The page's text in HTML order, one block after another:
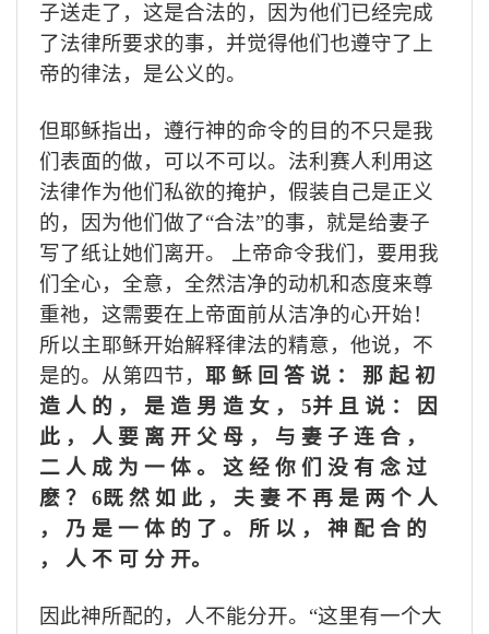
子送走了，这是合法的，因为他们已经完成
了法律所要求的事，并觉得他们也遵守了上
帝的律法，是公义的。
但耶稣指出，遵行神的命令的目的不只是我
们表面的做，可以不可以。法利赛人利用这
法律作为他们私欲的掩护，假装自己是正义
的，因为他们做了“合法”的事，就是给妻子
写了纸让她们离开。
上帝命令我们，要用我
们全心，全意，全然洁净的动机和态度来尊
重祂，这需要在上帝面前从洁净的心开始！
所以主耶稣开始解释律法的精意，他说，不
是的。从第四节， 耶 稣 回 答 说 ： 那 起 初
造 人 的 ， 是 造 男 造 女 ，
5并 且 说 ： 因
此 ， 人 要 离 开 父 母 ， 与 妻 子 连 合 ，
二 人 成 为 一 体 。 这 经 你 们 没 有 念 过
麽 ？
6既 然 如 此 ， 夫 妻 不 再 是 两 个 人
， 乃 是 一 体 的 了 。 所 以 ， 神 配 合 的
， 人 不 可 分 开。
因此神所配的，人不能分开。“这里有一个大